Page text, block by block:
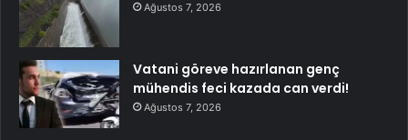
Ağustos 7, 2026
Vatani göreve hazırlanan genç
mühendis feci kazada can verdi!
Ağustos 7, 2026